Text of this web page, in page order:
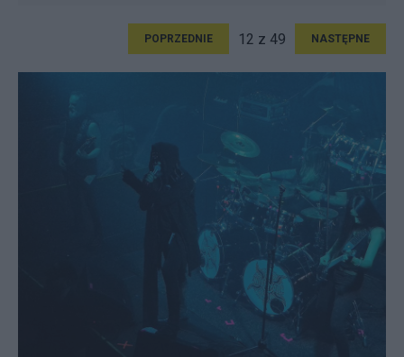
POPRZEDNIE 12 z 49 NASTĘPNE